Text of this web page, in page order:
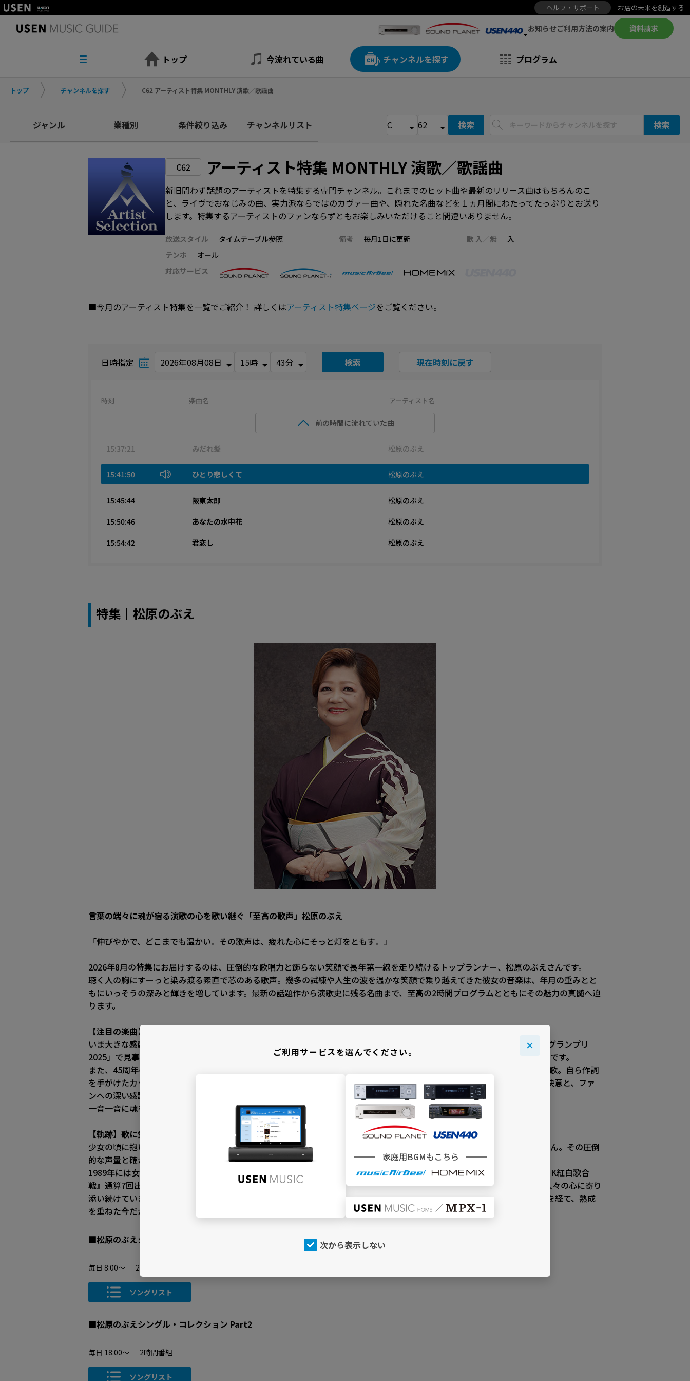
ヘルプ・サポート お店の未来を創造する
お知らせご利用方法の案内 資料請求
トップ 今流れている曲 チャンネルを探す プログラム
トップ チャンネルを探す C62 アーティスト特集 MONTHLY 演歌／歌謡曲
ジャンル 業種別 条件絞り込み チャンネルリスト 検索 検索
C62 アーティスト特集 MONTHLY 演歌／歌謡曲
新旧問わず話題のアーティストを特集する専門チャンネル。これまでのヒット曲や最新のリリース曲はもちろんのこ
と、ライヴでおなじみの曲、実力派ならではのカヴァー曲や、隠れた名曲などを１ヵ月間にわたってたっぷりとお送り
します。特集するアーティストのファンならずともお楽しみいただけること間違いありません。
放送スタイル タイムテーブル参照 備考 毎月1日に更新 歌 入／無
入
テンポ
オール
対応サービス
■今月のアーティスト特集を一覧でご紹介！ 詳しくはアーティスト特集ページをご覧ください。
日時指定 検索 現在時刻に戻す
時刻 楽曲名 アーティスト名
前の時間に流れていた曲
15:37:21 みだれ髪 松原のぶえ
15:41:50 ひとり悲しくて 松原のぶえ
15:45:44 阪東太郎 松原のぶえ
15:50:46 あなたの水中花 松原のぶえ
15:54:42 君恋し 松原のぶえ
特集｜松原のぶえ
言葉の端々に魂が宿る――演歌の心を歌い継ぐ「至高の歌声」松原のぶえ
「伸びやかで、どこまでも温かい。その歌声は、疲れた心にそっと灯をともす――。」
2026年8月の特集にお届けするのは、圧倒的な歌唱力と飾らない笑顔で長年第一線を走り続けるトップランナー、松原のぶえさんです。
聴く人の胸にすーっと染み渡る素直で芯のある歌声。幾多の試練や人生の波を温かな笑顔で乗り越えてきた彼女の音楽は、年月の重みとと
もにいっそうの深みと輝きを増しています。最新の話題作から演歌史に残る名曲まで、至高の2時間プログラムとともにその魅力の真髄へ迫
ります。
【注目の楽曲】浪花の人情から北の旅路まで――人生のドラマを紡ぐ『通天閣の空の下』
いま大きな感動を呼んでいるのが、最新シングル『通天閣の空の下』。全国から寄せられた作品の中から「ソングコンテストグランプリ
2025」で見事最優秀曲に輝いた本作は、浪花の人情と人生の哀歓を、包み込むような優しさと圧巻の表現力で歌い上げた傑作です。
また、45周年の節目を飾った『下北半島哀愁路』は、北の風雪に耐えながら明日へ歩み出す女性の強さを描いた至高の王道演歌。自ら作詞
を手がけたカップリング曲『龍となり』には、「どんな茨の道であっても前へ上へと昇っていく」という歌手としての原点の決意と、ファ
ンへの深い感謝が力強く込められています。
一音一音に魂をこめる彼女だからこそ表現できる、濃密な人生のドラマがここにあります。
【軌跡】歌に愛され、歌とともに生きる。演歌界に刻んだ不滅の足跡
少女の頃に抱いた「歌手になる」という一筋の夢を胸に上京し、1979年『おんなの出船』で鮮烈なデビューを果たした松原さん。その圧倒
的な声量と確かな歌唱力は瞬く間に日本中を魅了し、「日本レコード大賞」新人賞をはじめ数々の賞を総なめにしました。
1989年には女性演歌歌手の最高峰である「美空ひばり賞」の第1回受賞者に選ばれ、翌年『蛍』で最優秀歌唱賞を獲得。『NHK紅白歌合
戦』通算7回出場という実績が物語る通り、『なみだの桟橋』『演歌みち』『維新のおんな』といった名曲の数々は、今なお人々の心に寄り
添い続けています。確かな技術に裏打ちされた歌声と、見ているだけで心が和む温かな笑顔。デビューから長きにわたる歩みを経て、熟成
を重ねた今だからこそ響く“松原のぶえの真骨頂”をぜひご堪能ください。
■松原のぶえシングル・コレクション Part1
毎日 8:00～ 2時間番組
ソングリスト
■松原のぶえシングル・コレクション Part2
毎日 18:00～ 2時間番組
ソングリスト
ご利用サービスを選んでください。
家庭用BGMもこちら
次から表示しない